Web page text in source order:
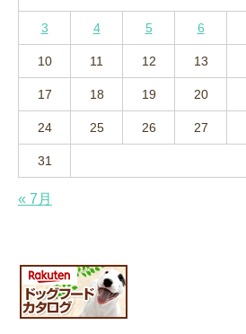
3 4 5 6
10 11 12 13
17 18 19 20
24 25 26 27
31
« 7月